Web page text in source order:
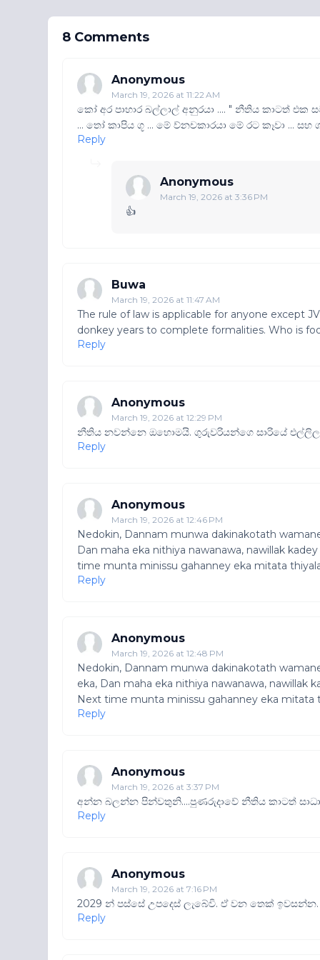
8 Comments
Anonymous
March 19, 2026 at 11:22 AM
කෝ අර පාහාර බල්ලාල් අනුරයා .... " නීතිය කාටත්
... තෝ කාපිය ගූ ... මේ ව්නචකාරයා මේ රට කෑවා ...
Reply
Anonymous
March 19, 2026 at 3:36 PM
👍
Buwa
March 19, 2026 at 11:47 AM
The rule of law is applicable for anyone except
donkey years to complete formalities. Who is
Reply
Anonymous
March 19, 2026 at 12:29 PM
නීතිය නවන්නෙ ඔහොමයි. ගුරුවරියන්ගෙ සාරියේ
Reply
Anonymous
March 19, 2026 at 12:46 PM
Nedokin, Dannam munwa dakinakotath
Dan maha eka nithiya nawanawa, nawillak
time munta minissu gahanney eka mitata
Reply
Anonymous
March 19, 2026 at 12:48 PM
Nedokin, Dannam munwa dakinakotath
eka, Dan maha eka nithiya nawanawa, nawillak
Next time munta minissu gahanney eka mitata
Reply
Anonymous
March 19, 2026 at 3:37 PM
අන්න බලන්න පින්වතුනි....පුණරුදාවේ නීතිය කාටත්
Reply
Anonymous
March 19, 2026 at 7:16 PM
2029 න් පස්සේ උපදෙස් ලැබේවි. ඒ වන තෙක් ඉවසන්න.
Reply